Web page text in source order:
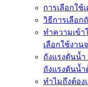
การเลือกใช้
วิธีการเลือก
ทำความเข้า
เลือกใช้งาน
ถังแรงดันน้ำ
ถังแรงดันน้ำ
ทำไมถึงต้อง